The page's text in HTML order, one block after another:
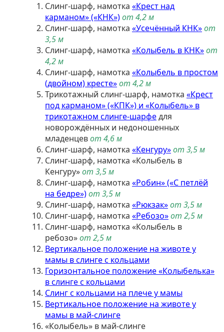
Слинг-шарф, намотка «Крест над
карманом» («КНК»)от 4,2 м
Слинг-шарф, намотка «Усечённый КНК»от
3,5 м
Слинг-шарф, намотка «Колыбель в КНК»от
4,2 м
Слинг-шарф, намотка «Колыбель в простом
(двойном) кресте»от 4,2 м
Трикотажный слинг-шарф, намотка «Крест
под карманом» («КПК») и «Колыбель» в
трикотажном слинге-шарфедля
новорождённых и недоношенных
младенцевот 4,6 м
Слинг-шарф, намотка «Кенгуру»от 3,5 м
Слинг-шарф, намотка «Колыбель в
Кенгуру»от 3,5 м
Слинг-шарф, намотка «Робин» («С петлёй
на бедре»)от 3,5 м
Слинг-шарф, намотка «Рюкзак»от 3,5 м
Слинг-шарф, намотка «Ребозо»от 2,5 м
Слинг-шарф, намотка «Колыбель в
ребозо»от 2,5 м
Вертикальное положение на животе у
мамы в слинге с кольцами
Горизонтальное положение «Колыбелька»
в слинге с кольцами
Слинг с кольцами на плече у мамы
Вертикальное положение на животе у
мамы в май-слинге
«Колыбель» в май-слинге